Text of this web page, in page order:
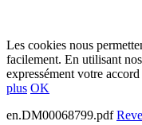
Les cookies nous
facilement. En utilisant
expressément votre
plus OK
en.DM00068799.pdf